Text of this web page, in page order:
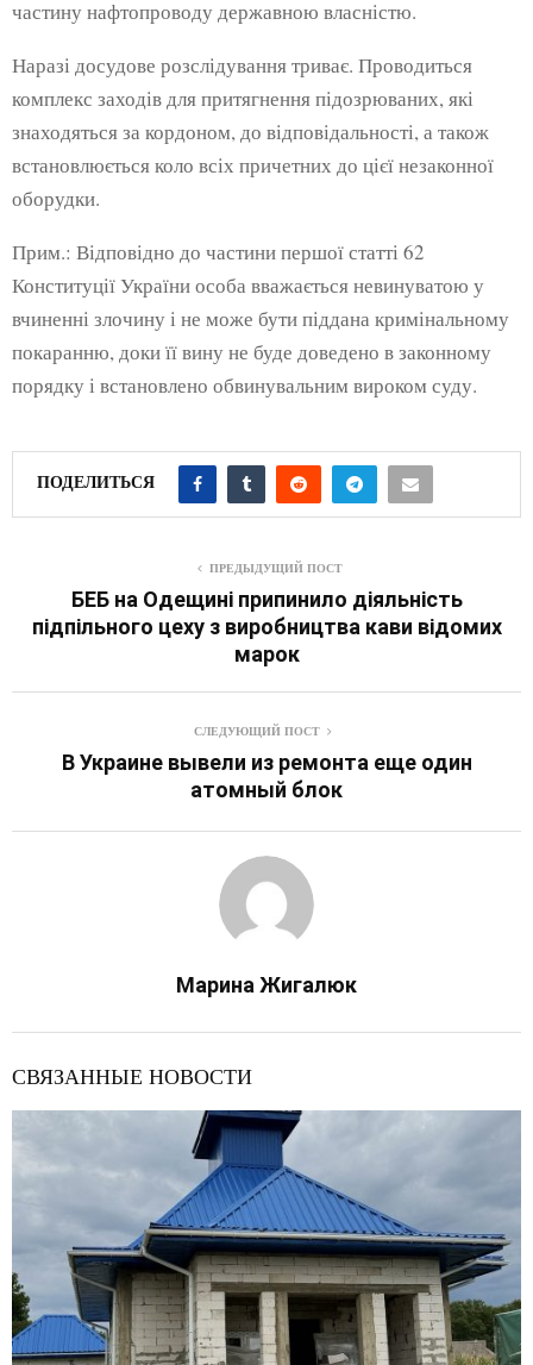
частину нафтопроводу державною власністю.
Наразі досудове розслідування триває. Проводиться
комплекс заходів для притягнення підозрюваних, які
знаходяться за кордоном, до відповідальності, а також
встановлюється коло всіх причетних до цієї незаконної
оборудки.
Прим.: Відповідно до частини першої статті 62
Конституції України особа вважається невинуватою у
вчиненні злочину і не може бути піддана кримінальному
покаранню, доки її вину не буде доведено в законному
порядку і встановлено обвинувальним вироком суду.
ПОДЕЛИТЬСЯ
ПРЕДЫДУЩИЙ ПОСТ
БЕБ на Одещині припинило діяльність
підпільного цеху з виробництва кави відомих
марок
СЛЕДУЮЩИЙ ПОСТ
В Украине вывели из ремонта еще один
атомный блок
Марина Жигалюк
СВЯЗАННЫЕ НОВОСТИ